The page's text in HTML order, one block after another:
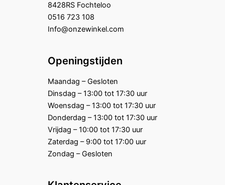
8428RS Fochteloo
0516 723 108
Info@onzewinkel.com
Openingstijden
Maandag – Gesloten
Dinsdag – 13:00 tot 17:30 uur
Woensdag – 13:00 tot 17:30 uur
Donderdag – 13:00 tot 17:30 uur
Vrijdag – 10:00 tot 17:30 uur
Zaterdag – 9:00 tot 17:00 uur
Zondag – Gesloten